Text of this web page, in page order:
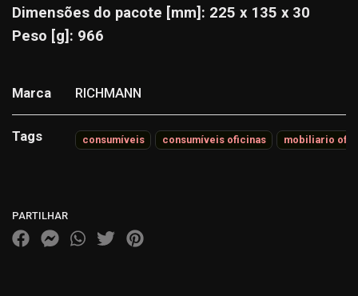
Dimensões do pacote [mm]: 225 x 135 x 30
Peso [g]: 966
Marca RICHMANN
Tags consumíveis consumíveis oficinas mobiliario
PARTILHAR